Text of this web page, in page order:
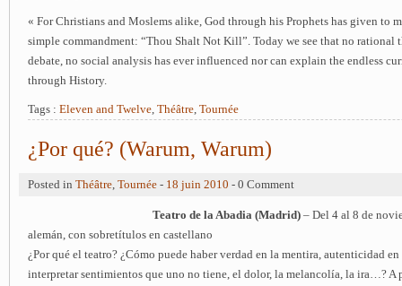
« For Christians and Moslems alike, God through his Prophets has given to
simple commandment: “Thou Shalt Not Kill”. Today we see that no
debate, no social analysis has ever influenced nor can explain the endless
through History.
Tags : Eleven and Twelve Théâtre Tournée
¿Por qué? (Warum, Warum)
Posted in Théâtre Tournée - 18 juin 2010 - 0 Comment
Teatro de la Abadia (Madrid) – Del 4 al 8 de
alemán, con sobretítulos en castellano
¿Por qué el teatro? ¿Cómo puede haber verdad en la mentira, autenticidad
interpretar sentimientos que uno no tiene, el dolor, la melancolía, la ira…? A